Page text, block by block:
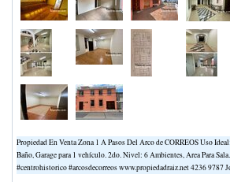
Propiedad En Venta Zona 1 A Pasos Del Arco de CORREOS Uso
Baño, Garage para 1 vehículo. 2do. Nivel: 6 Ambientes, Area Para
#centrohistorico #arcosdecorreos www.propiedadraiz.net 4236 9787